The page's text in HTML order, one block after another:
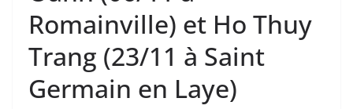
Romainville) et Ho Thuy
Trang (23/11 à Saint
Germain en Laye)